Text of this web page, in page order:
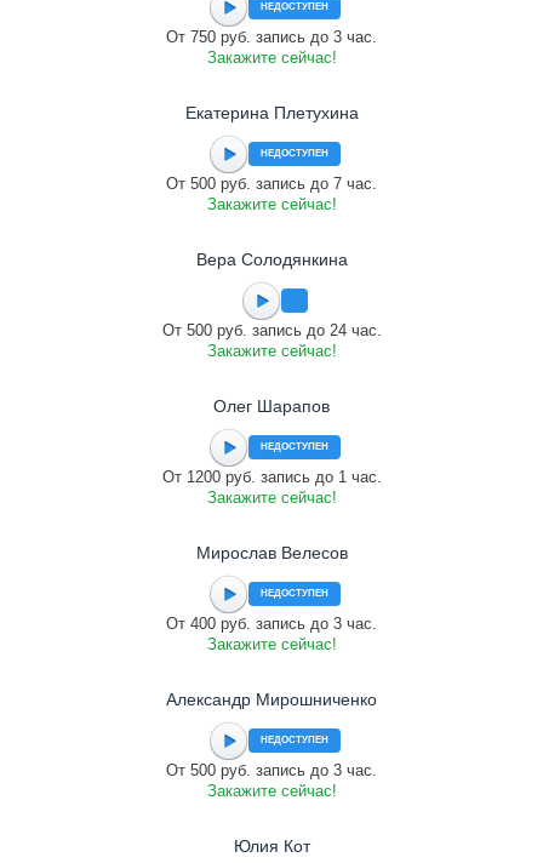
НЕДОСТУПЕН
От 750 руб. запись до 3 час.
Закажите сейчас!
Екатерина Плетухина
НЕДОСТУПЕН
От 500 руб. запись до 7 час.
Закажите сейчас!
Вера Солодянкина
От 500 руб. запись до 24 час.
Закажите сейчас!
Олег Шарапов
НЕДОСТУПЕН
От 1200 руб. запись до 1 час.
Закажите сейчас!
Мирослав Велесов
НЕДОСТУПЕН
От 400 руб. запись до 3 час.
Закажите сейчас!
Александр Мирошниченко
НЕДОСТУПЕН
От 500 руб. запись до 3 час.
Закажите сейчас!
Юлия Кот